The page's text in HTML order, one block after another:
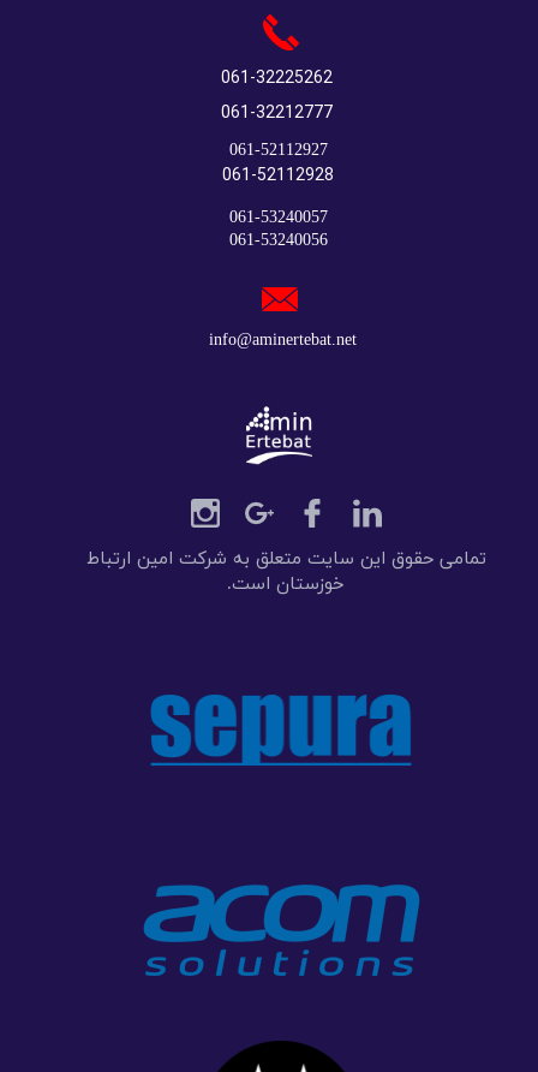
​​​​​info@aminertebat.net
تمامی حقوق این سایت متعلق به شرکت امین ارتباط
خوزستان است.
061-32225262
061-32212777
061-52112927​​​​​​​
061-52112928
061-53240057
061-53240056​​​​​​​